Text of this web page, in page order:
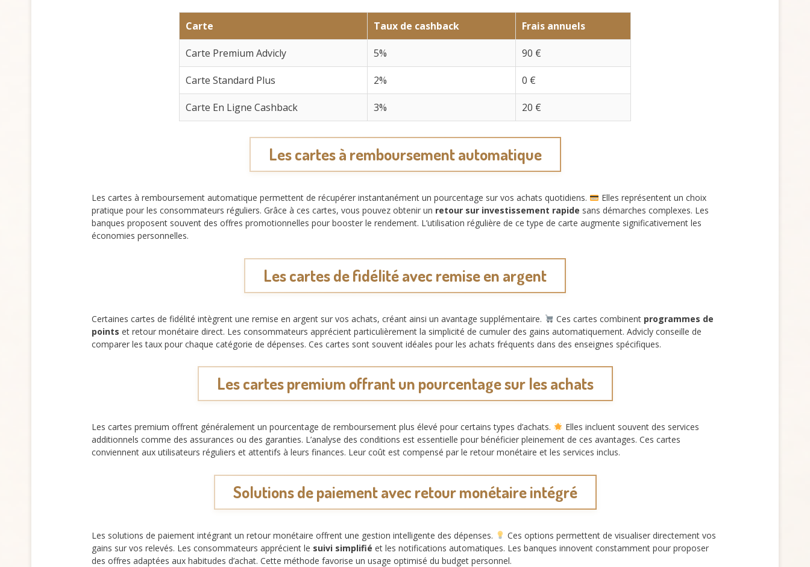
Carte Taux de cashback Frais annuels
Carte Premium Advicly 5% 90 €
Carte Standard Plus 2% 0 €
Carte En Ligne Cashback 3% 20 €
Les cartes à remboursement automatique
Les cartes à remboursement automatique permettent de récupérer instantanément un pourcentage sur vos achats quotidiens.
Elles représentent un choix
pratique pour les consommateurs réguliers. Grâce à ces cartes, vous pouvez obtenir un retour sur investissement rapide sans démarches complexes. Les
banques proposent souvent des offres promotionnelles pour booster le rendement. L’utilisation régulière de ce type de carte augmente significativement les
économies personnelles.
Les cartes de fidélité avec remise en argent
Certaines cartes de fidélité intègrent une remise en argent sur vos achats, créant ainsi un avantage supplémentaire. Ces cartes combinent programmes de
points et retour monétaire direct. Les consommateurs apprécient particulièrement la simplicité de cumuler des gains automatiquement. Advicly conseille de
comparer les taux pour chaque catégorie de dépenses. Ces cartes sont souvent idéales pour les achats fréquents dans des enseignes spécifiques.
Les cartes premium offrant un pourcentage sur les achats
Les cartes premium offrent généralement un pourcentage de remboursement plus élevé pour certains types d’achats.
Elles incluent souvent des services
additionnels comme des assurances ou des garanties. L’analyse des conditions est essentielle pour bénéficier pleinement de ces avantages. Ces cartes
conviennent aux utilisateurs réguliers et attentifs à leurs finances. Leur coût est compensé par le retour monétaire et les services inclus.
Solutions de paiement avec retour monétaire intégré
Les solutions de paiement intégrant un retour monétaire offrent une gestion intelligente des dépenses.
Ces options permettent de visualiser directement vos
gains sur vos relevés. Les consommateurs apprécient le suivi simplifié et les notifications automatiques. Les banques innovent constamment pour proposer
des offres adaptées aux habitudes d’achat. Cette méthode favorise un usage optimisé du budget personnel.